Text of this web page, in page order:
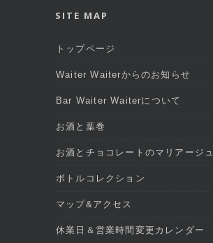
SITE MAP
トップページ
Waiter Waiterからのお知らせ
Bar Waiter Waiterについて
お酒と葉巻
お酒とチョコレートのマリアージュ
ボトルコレクション
マップ&アクセス
休業日＆営業時間変更カレンダー